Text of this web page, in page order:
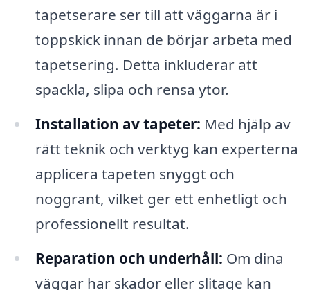
tapetserare ser till att väggarna är i
toppskick innan de börjar arbeta med
tapetsering. Detta inkluderar att
spackla, slipa och rensa ytor.
Installation av tapeter: Med hjälp av
rätt teknik och verktyg kan experterna
applicera tapeten snyggt och
noggrant, vilket ger ett enhetligt och
professionellt resultat.
Reparation och underhåll: Om dina
väggar har skador eller slitage kan